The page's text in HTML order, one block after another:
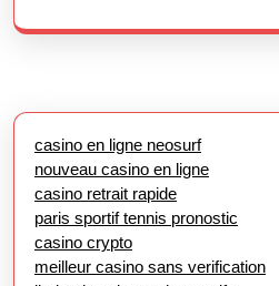
casino en ligne neosurf
nouveau casino en ligne
casino retrait rapide
paris sportif tennis pronostic
casino crypto
meilleur casino sans verification